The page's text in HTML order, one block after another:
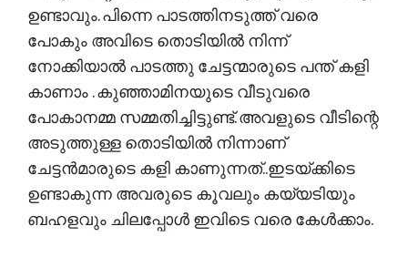
ഉണ്ടാവും. പിന്നെ പാടത്തിനടുത്ത് വരെ
പോകും അവിടെ തൊടിയിൽ നിന്ന്
നോക്കിയാൽ പാടത്തു ചേട്ടന്മാരുടെ പന്ത് കളി
കാണാം . കുഞ്ഞാമിനയുടെ വീടുവരെ
പോകാനമ്മ സമ്മതിച്ചിട്ടുണ്ട്. അവളുടെ വീടിന്റെ
അടുത്തുള്ള തൊടിയിൽ നിന്നാണ്
ചേട്ടൻമാരുടെ കളി കാണുന്നത്..ഇടയ്ക്കിടെ
ഉണ്ടാകുന്ന അവരുടെ കൂവലും കയ്യടിയും
ബഹളവും ചിലപ്പോൾ ഇവിടെ വരെ കേൾക്കാം.